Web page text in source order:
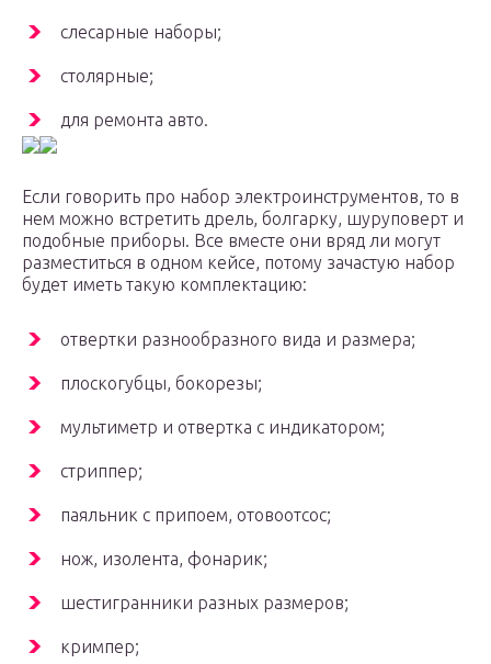
слесарные наборы;
столярные;
для ремонта авто.
Если говорить про набор электроинструментов, то в
нем можно встретить дрель, болгарку, шуруповерт и
подобные приборы. Все вместе они вряд ли могут
разместиться в одном кейсе, потому зачастую набор
будет иметь такую комплектацию:
отвертки разнообразного вида и размера;
плоскогубцы, бокорезы;
мультиметр и отвертка с индикатором;
стриппер;
паяльник с припоем, отовоотсос;
нож, изолента, фонарик;
шестигранники разных размеров;
кримпер;